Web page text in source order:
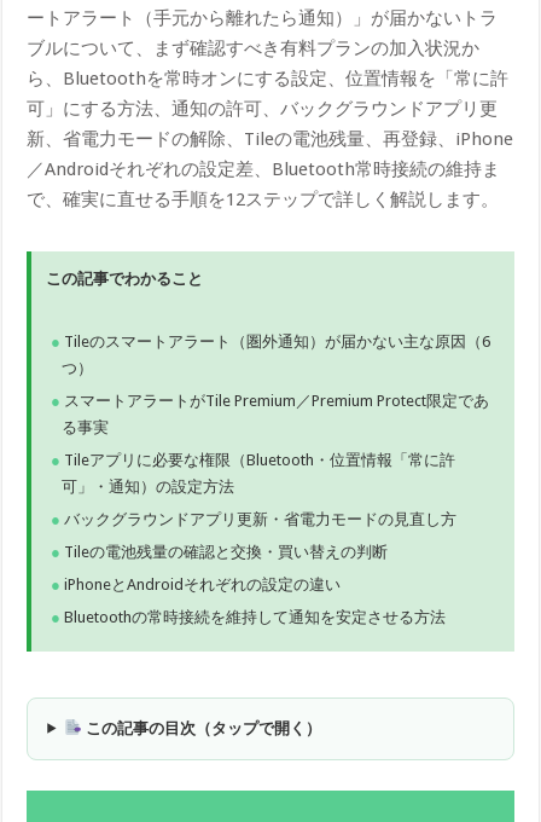
ートアラート（手元から離れたら通知）」が届かないトラ
ブルについて、まず確認すべき有料プランの加入状況か
ら、Bluetoothを常時オンにする設定、位置情報を「常に許
可」にする方法、通知の許可、バックグラウンドアプリ更
新、省電力モードの解除、Tileの電池残量、再登録、iPhone
／Androidそれぞれの設定差、Bluetooth常時接続の維持ま
で、確実に直せる手順を12ステップで詳しく解説します。
この記事でわかること
Tileのスマートアラート（圏外通知）が届かない主な原因（6
つ）
スマートアラートがTile Premium／Premium Protect限定であ
る事実
Tileアプリに必要な権限（Bluetooth・位置情報「常に許
可」・通知）の設定方法
バックグラウンドアプリ更新・省電力モードの見直し方
Tileの電池残量の確認と交換・買い替えの判断
iPhoneとAndroidそれぞれの設定の違い
Bluetoothの常時接続を維持して通知を安定させる方法
この記事の目次（タップで開く）